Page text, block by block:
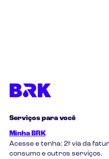
Serviços para você
Minha BRK
Acesse e tenha: 2ª via da
consumo e outros serviços.